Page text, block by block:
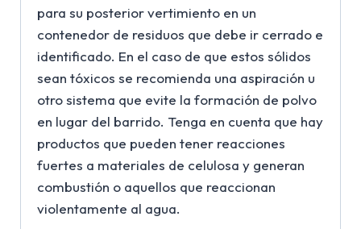
para su posterior vertimiento en un
contenedor de residuos que debe ir cerrado e
identificado. En el caso de que estos sólidos
sean tóxicos se recomienda una aspiración u
otro sistema que evite la formación de polvo
en lugar del barrido. Tenga en cuenta que hay
productos que pueden tener reacciones
fuertes a materiales de celulosa y generan
combustión o aquellos que reaccionan
violentamente al agua.